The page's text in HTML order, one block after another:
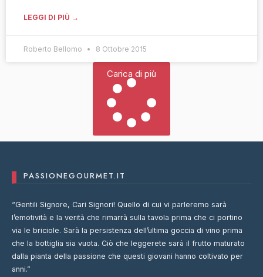
LEGGI DI PIÙ →
Roberto Bellomo 8 Ottobre 2015
Carica di più
PASSIONEGOURMET.IT
“Gentili Signore, Cari Signori! Quello di cui vi parleremo sarà
l’emotività e la verità che rimarrà sulla tavola prima che ci portino
via le briciole. Sarà la persistenza dell’ultima goccia di vino prima
che la bottiglia sia vuota. Ciò che leggerete sarà il frutto maturato
dalla pianta della passione che questi giovani hanno coltivato per
anni.”